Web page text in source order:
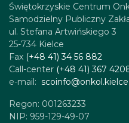
Świętokrzyskie Centrum
Samodzielny Publiczny
ul. Stefana Artwińskiego 3
25-734 Kielce
Fax (+48 41) 34 56 882
Call-center (+48 41) 367
e-mail:
Regon: 001263233
NIP: 959-129-49-07